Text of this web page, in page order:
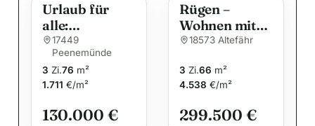
Urlaub für
alle:
Gepflegte,
ruhige 2-Zi.-
(Ferien-)Wohn
ung auf
Usedom
17449
Peenemünde
3 Zi.76 m²
1.711 €/m²
130.000 €
Rügen –
Wohnen mit
Hafenblick &
Flair mit Blick
auf
Strahlsund
18573 Altefähr
3 Zi.66 m²
4.538 €/m²
299.500 €